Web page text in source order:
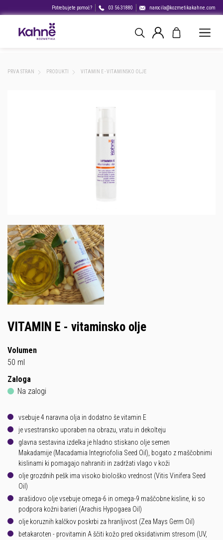
Potrebujete pomoč? 03 56 31880 narocila@kozmetikakahne.com
PRVA STRAN PRODUKTI VITAMIN E - VITAMINSKO OLJE
VITAMIN E - vitaminsko olje
Volumen
50 ml
Zaloga
Na zalogi
vsebuje 4 naravna olja in dodatno še vitamin E
je vsestransko uporaben na obrazu, vratu in dekolteju
glavna sestavina izdelka je hladno stiskano olje semen
Makadamije (Macadamia Integriofolia Seed Oil), bogato z maščobnimi
kislinami ki pomagajo nahraniti in zadržati vlago v koži
olje grozdnih pešk ima visoko biološko vrednost (Vitis Vinifera Seed
Oil)
arašidovo olje vsebuje omega-6 in omega-9 maščobne kisline, ki so
podpora kožni barieri (Arachis Hypogaea Oil)
olje koruznih kalčkov poskrbi za hranljivost (Zea Mays Germ Oil)
betakaroten - provitamin A ščiti kožo pred oksidativnim stresom (UV,